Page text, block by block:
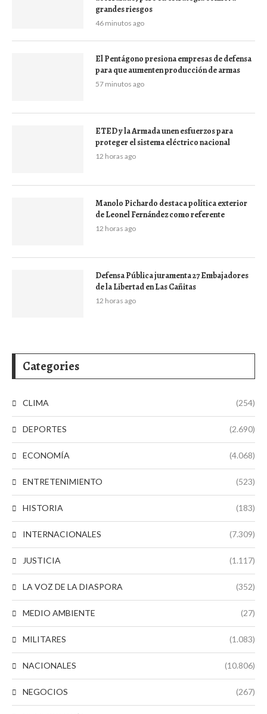
grandes riesgos
46 minutos ago
El Pentágono presiona empresas de defensa
para que aumenten producción de armas
57 minutos ago
ETED y la Armada unen esfuerzos para
proteger el sistema eléctrico nacional
12 horas ago
Manolo Pichardo destaca política exterior
de Leonel Fernández como referente
12 horas ago
Defensa Pública juramenta 27 Embajadores
de la Libertad en Las Cañitas
12 horas ago
Categories
CLIMA (254)
DEPORTES (2.690)
ECONOMÍA (4.068)
ENTRETENIMIENTO (523)
HISTORIA (183)
INTERNACIONALES (7.309)
JUSTICIA (1.117)
LA VOZ DE LA DIASPORA (352)
MEDIO AMBIENTE (27)
MILITARES (1.083)
NACIONALES (10.806)
NEGOCIOS (267)